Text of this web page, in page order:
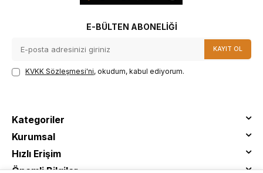
E-BÜLTEN ABONELIĞI
KAYIT OL
KVKK Sözleşmesi'ni, okudum, kabul ediyorum.
Kategoriler
Kurumsal
Hızlı Erişim